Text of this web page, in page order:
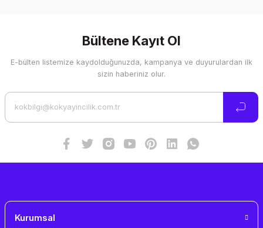
Bültene Kayıt Ol
E-bülten listemize kaydolduğunuzda, kampanya ve duyurulardan ilk
sizin haberiniz olur.
Kurumsal